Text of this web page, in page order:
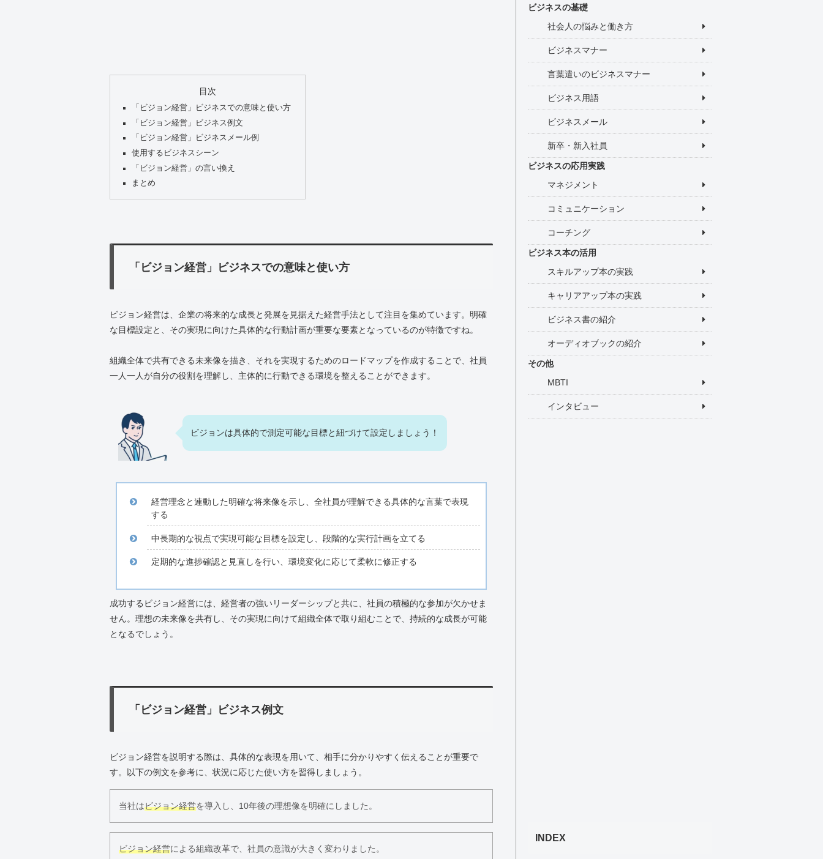
目次
「ビジョン経営」ビジネスでの意味と使い方
「ビジョン経営」ビジネス例文
「ビジョン経営」ビジネスメール例
使用するビジネスシーン
「ビジョン経営」の言い換え
まとめ
「ビジョン経営」ビジネスでの意味と使い方
ビジョン経営は、企業の将来的な成長と発展を見据えた経営手法として注目を集めています。明確
な目標設定と、その実現に向けた具体的な行動計画が重要な要素となっているのが特徴ですね。
組織全体で共有できる未来像を描き、それを実現するためのロードマップを作成することで、社員
一人一人が自分の役割を理解し、主体的に行動できる環境を整えることができます。
ビジョンは具体的で測定可能な目標と紐づけて設定しましょう！
経営理念と連動した明確な将来像を示し、全社員が理解できる具体的な言葉で表現
する
中長期的な視点で実現可能な目標を設定し、段階的な実行計画を立てる
定期的な進捗確認と見直しを行い、環境変化に応じて柔軟に修正する
成功するビジョン経営には、経営者の強いリーダーシップと共に、社員の積極的な参加が欠かせま
せん。理想の未来像を共有し、その実現に向けて組織全体で取り組むことで、持続的な成長が可能
となるでしょう。
「ビジョン経営」ビジネス例文
ビジョン経営を説明する際は、具体的な表現を用いて、相手に分かりやすく伝えることが重要で
す。以下の例文を参考に、状況に応じた使い方を習得しましょう。
当社はビジョン経営を導入し、10年後の理想像を明確にしました。
ビジョン経営による組織改革で、社員の意識が大きく変わりました。
ビジネスの基礎
社会人の悩みと働き方
ビジネスマナー
言葉遣いのビジネスマナー
ビジネス用語
ビジネスメール
新卒・新入社員
ビジネスの応用実践
マネジメント
コミュニケーション
コーチング
ビジネス本の活用
スキルアップ本の実践
キャリアアップ本の実践
ビジネス書の紹介
オーディオブックの紹介
その他
MBTI
インタビュー
INDEX